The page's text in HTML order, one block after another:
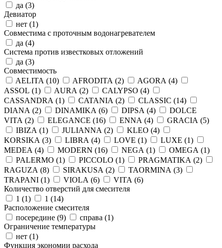
да (3)
Девиатор
нет (1)
Совместима с проточным водонагревателем
да (4)
Система против известковых отложений
да (3)
Совместимость
AELITA (10) AFRODITA (2) AGORA (4)
ASSOL (1) AURA (2) CALYPSO (4)
CASSANDRA (1) CATANIA (2) CLASSIC (14)
DIANA (2) DINAMIKA (6) DIPSA (4)
DOLCE
VITA (2) ELEGANCE (16) ENNA (4) GRACIA (5)
IBIZA (1) JULIANNA (2) KLEO (4)
KORSIKA (3) LIBRA (4) LOVE (1) LUXE (1)
MEDEA (4) MODERN (16) NEGA (1) OMEGA (1)
PALERMO (1) PICCOLO (1) PRAGMATIKA (2)
RAGUZA (8) SIRAKUSA (2) TAORMINA (3)
TRAPANI (1) VIOLA (6) VITA (6)
Количество отверстий для смесителя
1 (1) 1 (14)
Расположение смесителя
посередине (9) справа (1)
Ограничение температуры
нет (1)
Функция экономии расхода